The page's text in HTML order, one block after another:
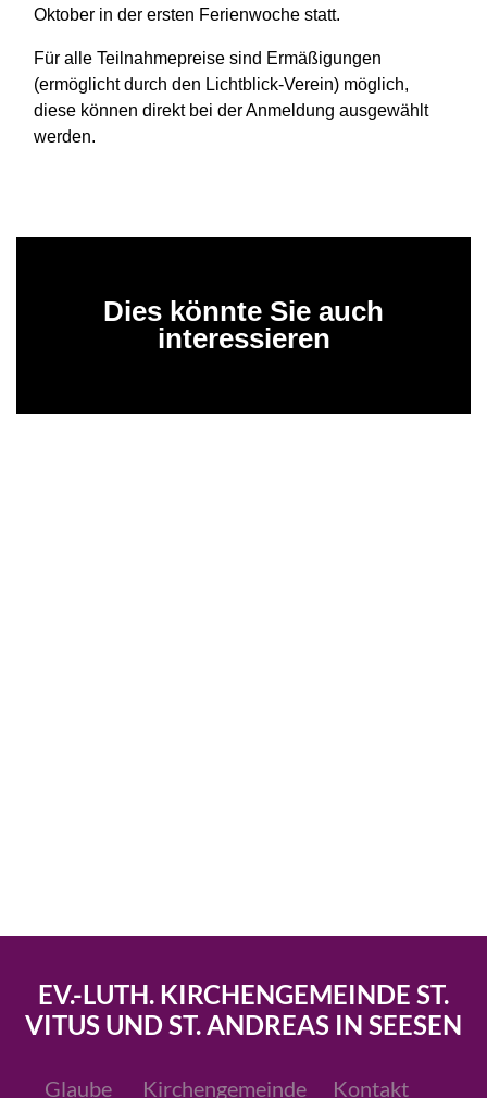
Oktober in der ersten Ferienwoche statt.
Für alle Teilnahmepreise sind Ermäßigungen
(ermöglicht durch den Lichtblick-Verein) möglich,
diese können direkt bei der Anmeldung ausgewählt
werden.
Dies könnte Sie auch
interessieren
EV.-LUTH. KIRCHENGEMEINDE ST.
VITUS UND ST. ANDREAS IN SEESEN
Glaube Kirchengemeinde Kontakt